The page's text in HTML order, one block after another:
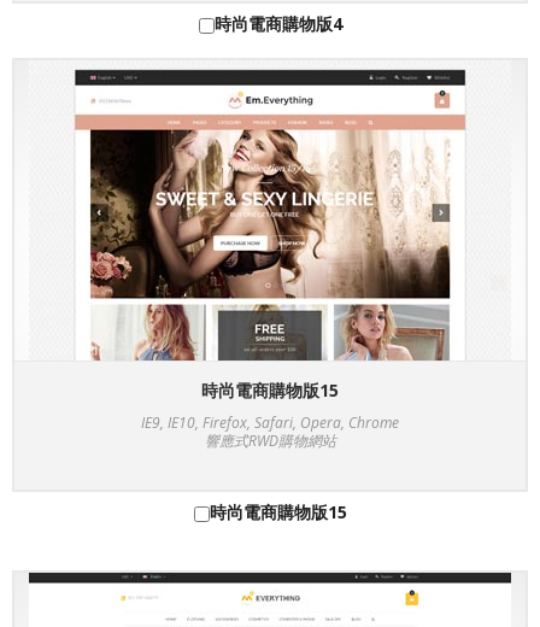
時尚電商購物版4
時尚電商購物版15
IE9, IE10, Firefox, Safari, Opera, Chrome
響應式RWD購物網站
時尚電商購物版15